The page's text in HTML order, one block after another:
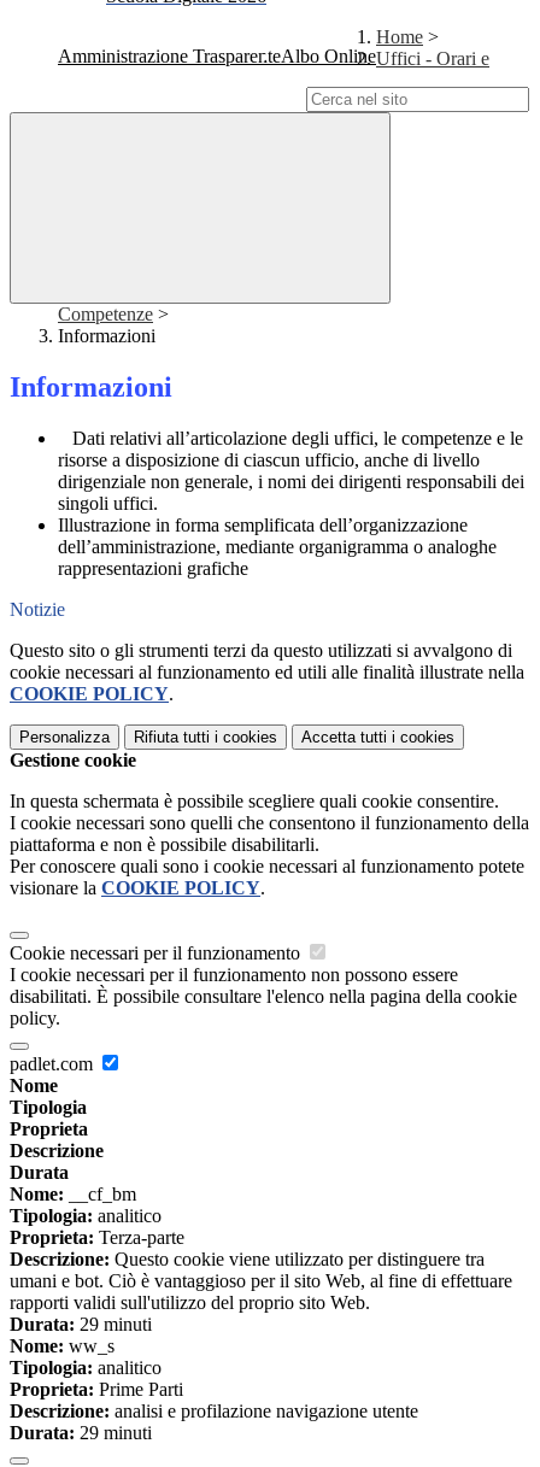
Amministrazione TrasparenteAlbo Online
Home >
Uffici - Orari e
Competenze >
Informazioni
Informazioni
Dati relativi all’articolazione degli uffici, le competenze e le
risorse a disposizione di ciascun ufficio, anche di livello
dirigenziale non generale, i nomi dei dirigenti responsabili dei
singoli uffici.
Illustrazione in forma semplificata dell’organizzazione
dell’amministrazione, mediante organigramma o analoghe
rappresentazioni grafiche
Notizie
Questo sito o gli strumenti terzi da questo utilizzati si avvalgono di
cookie necessari al funzionamento ed utili alle finalità illustrate nella
COOKIE POLICY.
Personalizza Rifiuta tutti i cookies Accetta tutti i cookies
Gestione cookie
In questa schermata è possibile scegliere quali cookie consentire.
I cookie necessari sono quelli che consentono il funzionamento della
piattaforma e non è possibile disabilitarli.
Per conoscere quali sono i cookie necessari al funzionamento potete
visionare la COOKIE POLICY.
Cookie necessari per il funzionamento
I cookie necessari per il funzionamento non possono essere
disabilitati. È possibile consultare l'elenco nella pagina della cookie
policy.
padlet.com
Nome
Tipologia
Proprieta
Descrizione
Durata
Nome: __cf_bm
Tipologia: analitico
Proprieta: Terza-parte
Descrizione: Questo cookie viene utilizzato per distinguere tra
umani e bot. Ciò è vantaggioso per il sito Web, al fine di effettuare
rapporti validi sull'utilizzo del proprio sito Web.
Durata: 29 minuti
Nome: ww_s
Tipologia: analitico
Proprieta: Prime Parti
Descrizione: analisi e profilazione navigazione utente
Durata: 29 minuti